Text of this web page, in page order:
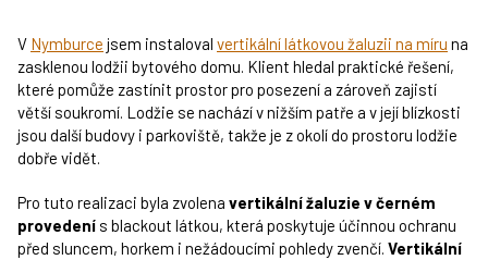
V Nymburce jsem instaloval vertikální látkovou žaluzii na míru na
zasklenou lodžii bytového domu. Klient hledal praktické řešení,
které pomůže zastínit prostor pro posezení a zároveň zajistí
větší soukromí. Lodžie se nachází v nižším patře a v její blízkosti
jsou další budovy i parkoviště, takže je z okolí do prostoru lodžie
dobře vidět.
Pro tuto realizaci byla zvolena vertikální žaluzie v černém
provedení s blackout látkou, která poskytuje účinnou ochranu
před sluncem, horkem i nežádoucími pohledy zvenčí. Vertikální